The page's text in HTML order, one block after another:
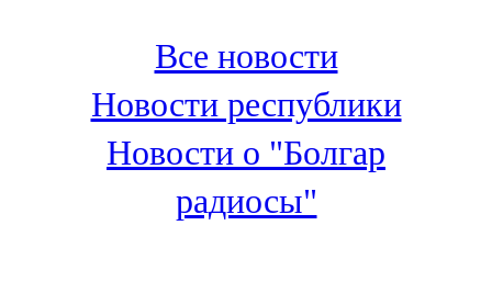
100,3 FM
Зәй
106,6 FM
Кадыбаш
105,2 FM
Все новости
Новости республики
Новости о "Болгар
радиосы"